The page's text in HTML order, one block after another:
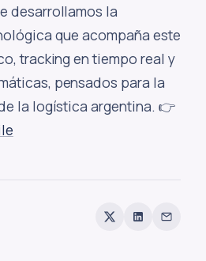
desarrollamos la
que acompaña este
tracking en tiempo real y
pensados para la
la logística argentina. 👉